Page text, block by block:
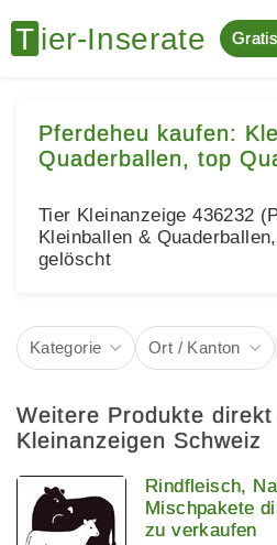
Pferdeheu kaufen:
Quaderballen, top
Tier Kleinanzeige 436232
Kleinballen &
gelöscht
Kategorie Ort / Kanton
Weitere Produkte
Kleinanzeigen Schweiz
Rindfleisch,
Mischpakete
zu verkaufen